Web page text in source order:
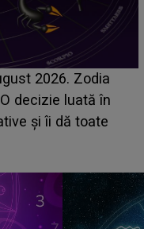
ASCUNS până
din Casa Iubirii
despre mama
iubesc pentru